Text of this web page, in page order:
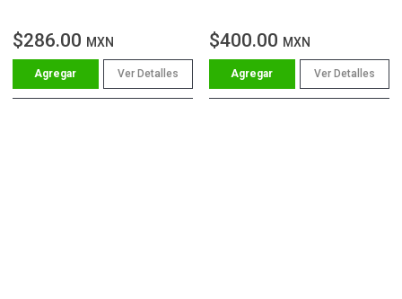
$286.00 MXN
Ver Detalles
$400.00 MXN
Ver Detalles